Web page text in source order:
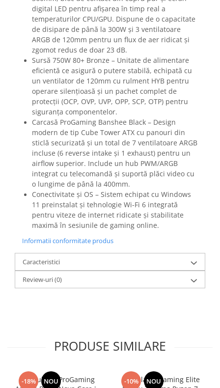
digital LED pentru afișarea în timp real a
temperaturilor CPU/GPU. Dispune de o capacitate
de disipare de până la 300W și 3 ventilatoare
ARGB de 120mm pentru un flux de aer ridicat și
zgomot redus de doar 23 dB.
Sursă 750W 80+ Bronze – Unitate de alimentare
eficientă ce asigură o putere stabilă, echipată cu
un ventilator de 120mm cu rulment HYB pentru
operare silențioasă și un pachet complet de
protecții (OCP, OVP, UVP, OPP, SCP, OTP) pentru
siguranța componentelor.
Carcasă ProGaming Banshee Black – Design
modern de tip Cube Tower ATX cu panouri din
sticlă securizată și un total de 7 ventilatoare ARGB
incluse (6 reverse intake și 1 exhaust) pentru un
airflow superior. Include un hub PWM/ARGB
integrat cu telecomandă și suportă plăci video cu
o lungime de până la 400mm.
Conectivitate și OS – Sistem echipat cu Windows
11 preinstalat și tehnologie Wi-Fi 6 integrată
pentru viteze de internet ridicate și stabilitate
maximă în sesiunile de gaming online.
Informatii conformitate produs
Caracteristici
Review-uri(0)
PRODUSE SIMILARE
-18% NOU
Calculator ProGaming
-10% NOU
Calculator Gaming Elite